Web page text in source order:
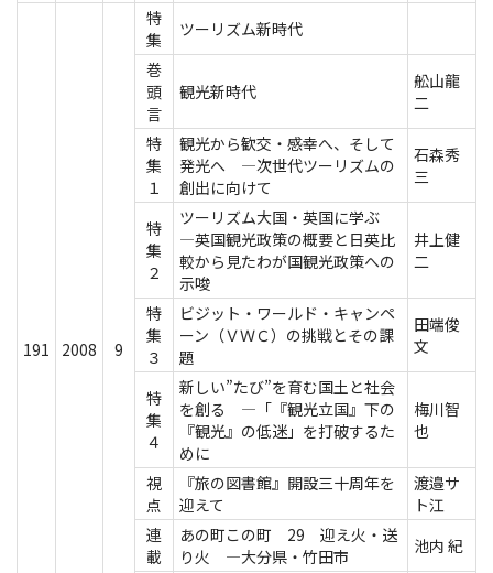
191 2008 9
特
集
ツーリズム新時代
巻
頭
言
観光新時代
舩山龍
二
特
集
１
観光から歓交・感幸へ、そして
発光へ ―次世代ツーリズムの
創出に向けて
石森秀
三
特
集
２
ツーリズム大国・英国に学ぶ
―英国観光政策の概要と日英比
較から見たわが国観光政策への
示唆
井上健
二
特
集
３
ビジット・ワールド・キャンペ
ーン（ＶＷＣ）の挑戦とその課
題
田端俊
文
特
集
４
新しい”たび”を育む国土と社会
を創る ―「『観光立国』下の
『観光』の低迷」を打破するた
めに
梅川智
也
視
点
『旅の図書館』開設三十周年を
迎えて
渡邉サ
ト江
連
載
あの町この町 29 迎え火・送
り火 ―大分県・竹田市
池内 紀